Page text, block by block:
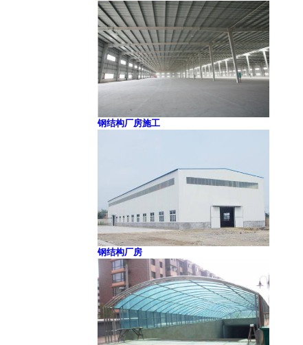
钢结构厂房施工
钢结构厂房